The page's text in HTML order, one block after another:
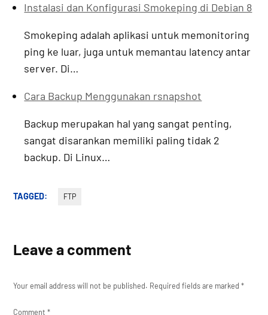
Instalasi dan Konfigurasi Smokeping di Debian 8
Smokeping adalah aplikasi untuk memonitoring
ping ke luar, juga untuk memantau latency antar
server. Di…
Cara Backup Menggunakan rsnapshot
Backup merupakan hal yang sangat penting,
sangat disarankan memiliki paling tidak 2
backup. Di Linux…
TAGGED: FTP
Leave a comment
Your email address will not be published. Required fields are marked*
Comment*